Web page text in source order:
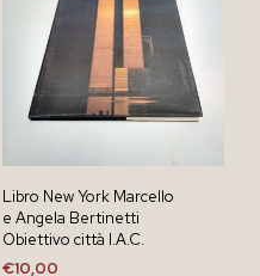
Libro New York Marcello
e Angela Bertinetti
Obiettivo città I.A.C.
€10,00